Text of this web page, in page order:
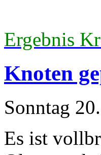
Ergebnis
Knoten
Sonntag
Es ist